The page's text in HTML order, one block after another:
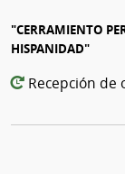
"CERRAMIENTO
HISPANIDAD"
Recepción de